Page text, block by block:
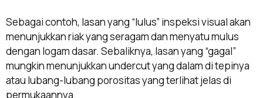
Sebagai contoh, lasan yang “lulus” inspeksi visual akan
menunjukkan riak yang seragam dan menyatu mulus
dengan logam dasar. Sebaliknya, lasan yang “gagal”
mungkin menunjukkan undercut yang dalam di tepinya
atau lubang-lubang porositas yang terlihat jelas di
permukaannya.